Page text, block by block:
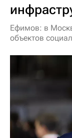
Ефимов: в
объектов